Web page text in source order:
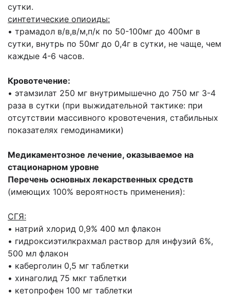
сутки.
синтетические опиоиды:
• трамадол в/в,в/м,п/к по 50-100мг до 400мг в
сутки, внутрь по 50мг до 0,4г в сутки, не чаще, чем
каждые 4-6 часов.
Кровотечение:
• этамзилат 250 мг внутримышечно до 750 мг 3-4
раза в сутки (при выжидательной тактике: при
отсутствии массивного кровотечения, стабильных
показателях гемодинамики)
Медикаментозное лечение, оказываемое на
стационарном уровне
Перечень основных лекарственных средств
(имеющих 100% вероятность применения):
СГЯ:
• натрий хлорид 0,9% 400 мл флакон
• гидроксиэтилкрахмал раствор для инфузий 6%,
500 мл флакон
• каберголин 0,5 мг таблетки
• хинаголид 75 мкг таблетки
• кетопрофен 100 мг таблетки